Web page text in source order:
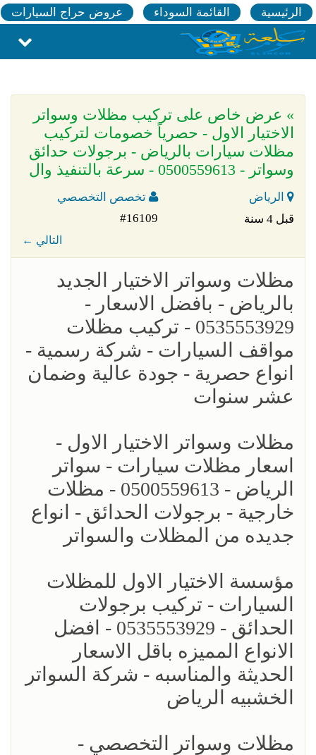
الرئيسية القائمة السوداء عروض حراج السيارات
» عرض خاص على تركيب مظلات وسواتر
الاختيار الاول - حصرياً خصومات لتركيب
مظلات سيارات بالرياض - برجولات حدائق
وسواتر - 0500559613 - سرعة بالتنفيذ وال
الرياض
تخصص التخصصي
قبل 4 سنة
#16109
← التالي
مظلات وسواتر الاختيار الجديد
بالرياض - بافضل الاسعار -
0535553929 - تركيب مظلات
مواقف السيارات - شركة رسمية -
انواع حصرية - جودة عالية وضمان
عشر سنوات
مظلات وسواتر الاختيار الاول -
اسعار مظلات سيارات - سواتر
الرياض - 0500559613 - مظلات
خارجية - برجولات الحدائق - انواع
جديده من المظلات والسواتر
مؤسسة الاختيار الاول للمظلات
السيارات - تركيب برجولات
الحدائق - 0535553929 - افضل
الانواع المميزه باقل الاسعار
الحديثة والمناسبه - شركة السواتر
الخشبيه الرياض
مظلات وسواتر التخصصي -